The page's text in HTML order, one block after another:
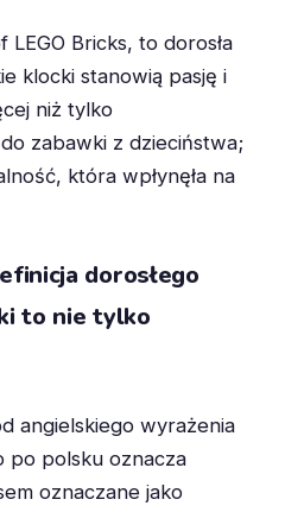
Bricks, to dorosła
klocki stanowią pasję i
niż tylko
zabawki z dzieciństwa;
która wpłynęła na
dorosłego
to nie tylko
angielskiego wyrażenia
po polsku oznacza
oznaczane jako